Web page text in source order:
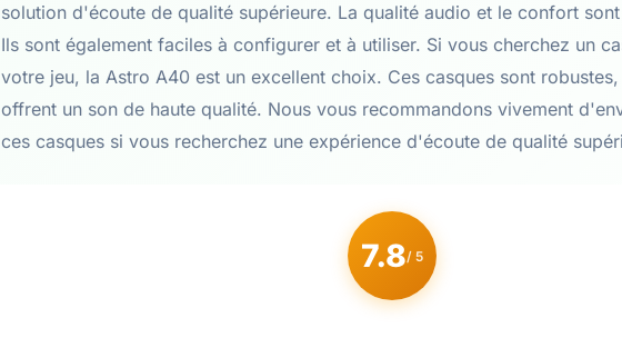
solution d'écoute de qualité supérieure. La qualité audio et le confort
Ils sont également faciles à configurer et à utiliser. Si vous cherchez un
votre jeu, la Astro A40 est un excellent choix. Ces casques sont
offrent un son de haute qualité. Nous vous recommandons vivement
ces casques si vous recherchez une expérience d'écoute de qualité
7.8/ 5